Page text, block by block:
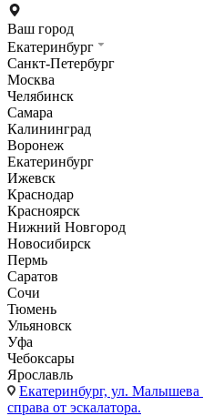
Ваш город
Екатеринбург
Санкт-Петербург
Москва
Челябинск
Самара
Калининград
Воронеж
Екатеринбург
Ижевск
Краснодар
Красноярск
Нижний Новгород
Новосибирск
Пермь
Саратов
Сочи
Тюмень
Ульяновск
Уфа
Чебоксары
Ярославль
Екатеринбург, ул. Малышева
справа от эскалатора.